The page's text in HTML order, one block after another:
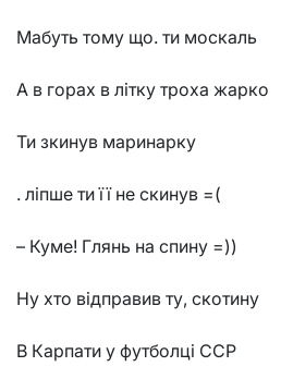
Мабуть тому що. ти москаль
А в горах в літку троха жарко
Ти зкинув маринарку
. ліпше ти її не скинув =(
– Куме! Глянь на спину =))
Ну хто відправив ту, скотину
В Карпати у футболці ССР